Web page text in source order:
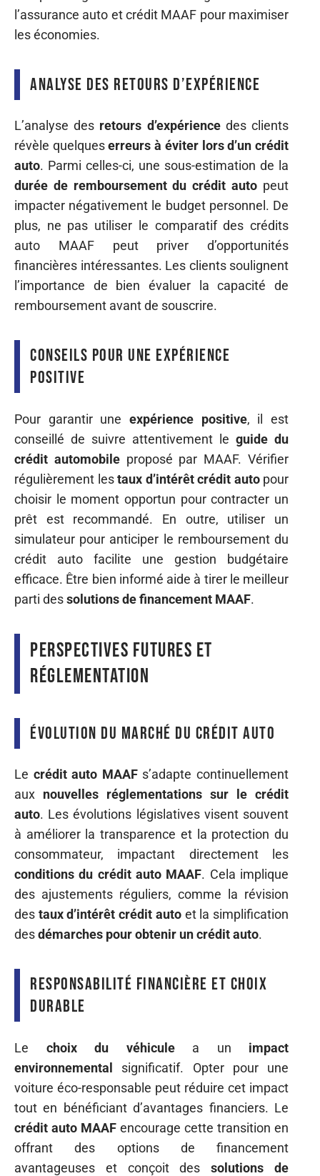
l’assurance auto et crédit MAAF pour maximiser
les économies.
Analyse des retours d’expérience
L’analyse des retours d’expériencedes clients
révèle quelqueserreurs à éviter lors d’un crédit
auto. Parmi celles-ci, une sous-estimation de la
durée de remboursement du crédit auto peut
impacter négativement le budget personnel. De
plus, ne pas utiliser le comparatif des crédits
auto MAAF peut priver d’opportunités
financières intéressantes. Les clients soulignent
l’importance de bien évaluer la capacité de
remboursement avant de souscrire.
Conseils pour une expérience
positive
Pour garantir une expérience positive, il est
conseillé de suivre attentivement le guide du
crédit automobileproposé par MAAF. Vérifier
régulièrement lestaux d’intérêt crédit autopour
choisir le moment opportun pour contracter un
prêt est recommandé. En outre, utiliser un
simulateur pour anticiper le remboursement du
crédit auto facilite une gestion budgétaire
efficace. Être bien informé aide à tirer le meilleur
parti dessolutions de financement MAAF.
Perspectives futures et
réglementation
Évolution du marché du crédit auto
Le crédit auto MAAFs’adapte continuellement
aux nouvelles réglementations sur le crédit
auto. Les évolutions législatives visent souvent
à améliorer la transparence et la protection du
consommateur, impactant directement les
conditions du crédit auto MAAF. Cela implique
des ajustements réguliers, comme la révision
des taux d’intérêt crédit autoet la simplification
desdémarches pour obtenir un crédit auto.
Responsabilité financière et choix
durable
Le choix du véhiculea un impact
environnemental significatif. Opter pour une
voiture éco-responsable peut réduire cet impact
tout en bénéficiant d’avantages financiers. Le
crédit auto MAAF encourage cette transition en
offrant des options de financement
avantageuses et conçoit dessolutions de